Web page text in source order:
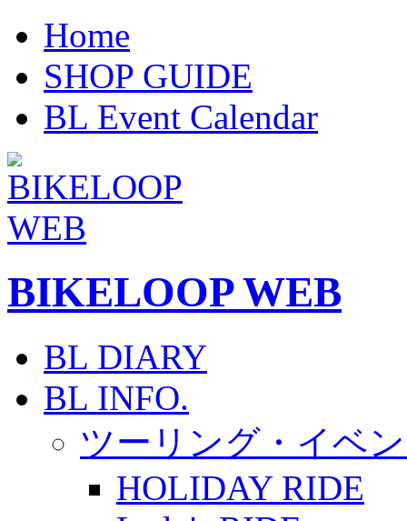
Home
SHOP GUIDE
BL Event Calendar
BIKELOOP WEB
BL DIARY
BL INFO.
ツーリング・イベ
HOLIDAY RIDE